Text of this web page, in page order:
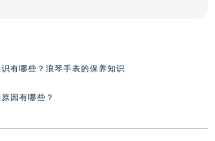
有哪些？浪琴手表的保养知识
因有哪些？